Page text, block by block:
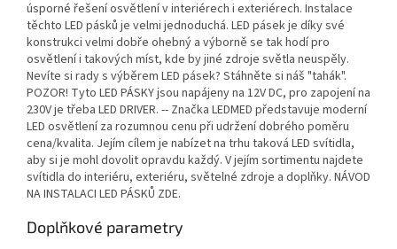
úsporné řešení osvětlení v interiérech i exteriérech. Instalace
těchto LED pásků je velmi jednoduchá. LED pásek je díky své
konstrukci velmi dobře ohebný a výborně se tak hodí pro
osvětlení i takových míst, kde by jiné zdroje světla neuspěly.
Nevíte si rady s výběrem LED pásek? Stáhněte si náš "tahák".
POZOR! Tyto LED PÁSKY jsou napájeny na 12V DC, pro zapojení na
230V je třeba LED DRIVER. -- Značka LEDMED představuje moderní
LED osvětlení za rozumnou cenu při udržení dobrého poměru
cena/kvalita. Jejím cílem je nabízet na trhu taková LED svítidla,
aby si je mohl dovolit opravdu každý. V jejím sortimentu najdete
svítidla do interiéru, exteriéru, světelné zdroje a doplňky. NÁVOD
NA INSTALACI LED PÁSKŮ ZDE.
Doplňkové parametry